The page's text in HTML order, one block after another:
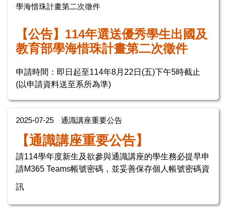
學海惜珠計畫第二次徵件
【公告】114年選送優秀學生出國及
教育部學海惜珠計畫第二次徵件
申請時間：即日起至114年8月22日(五)下午5時截止
(以申請資料送至系所為準)
2025-07-25 通識講座重要公告
【通識講座重要公告】
請114學年度新生及欲參與通識講座的學生務必提早申
請M365 Teams帳號密碼，並妥善保存個人帳號密碼資
訊